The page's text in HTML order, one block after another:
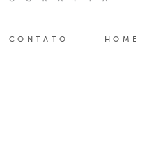
CONTATO HOME